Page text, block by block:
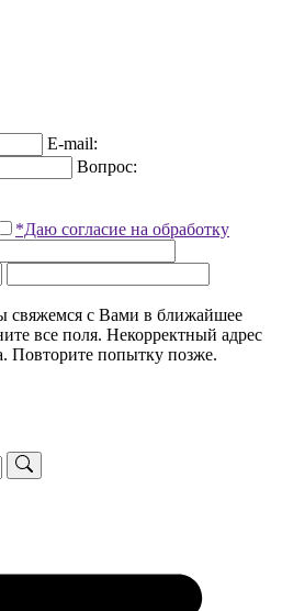
E-mail:
Вопрос:
*Даю согласие на обработку
свяжемся с Вами в ближайшее
все поля. Некорректный адрес
Повторите попытку позже.